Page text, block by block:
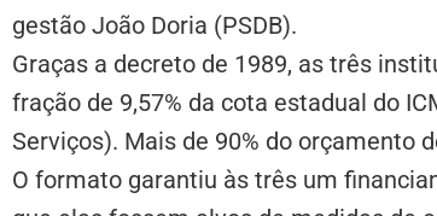
gestão João Doria (PSDB).
Graças a decreto de 1989, as três
fração de 9,57% da cota estadual do
Serviços). Mais de 90% do orçamento
O formato garantiu às três um